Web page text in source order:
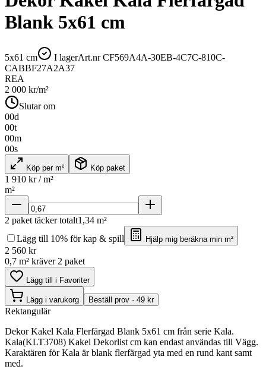
Blank 5x61 cm
5x61 cm I lagerArt.nrCF569A4A-30EB-4C7C-810C-
CABBF27A2A37
REA
2 000 kr/m²
Slutar om
00d
00t
00m
00s
Köp per m² Köp paket
1 910 kr / m²
m²
2 paket täcker totalt1,34 m²
Lägg till 10% för kap & spill
Hjälp mig beräkna min m²
2 560 kr
0,7 m² kräver 2 paket
Lägg till i Favoriter
Lägg i varukorg Beställ prov · 49 kr
Rektangulär
Dekor Kakel Kala Flerfärgad Blank 5x61 cm från serie Kala.
Kala(KLT3708) Kakel Dekorlist cm kan endast användas till Vägg.
Karaktären för Kala är blank flerfärgad yta med en rund kant samt
med.